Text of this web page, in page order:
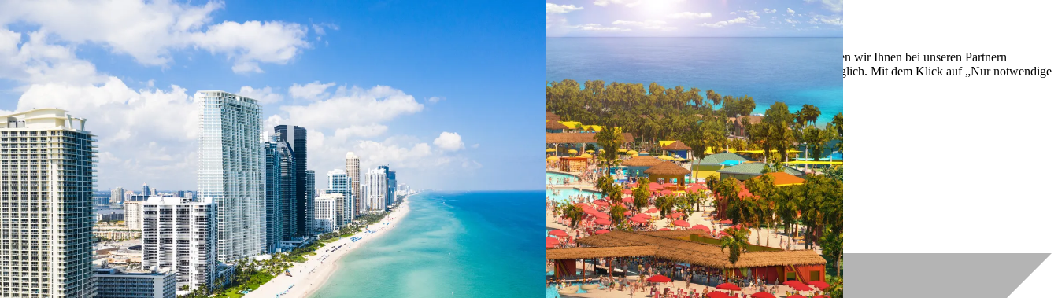
Unvergleichlich lecker
Mit dem Klick auf „geht klar” ermöglichen Sie uns Ihnen über Cookies ein verbessertes Nutzungserlebnis zu servieren und dieses kontinuierlich zu verbessern. So können wir Ihnen bei unseren Partnern
personalisierte Werbung und passende Angebote anzeigen. Über „anpassen” können Sie Ihre persönlichen Präferenzen festlegen. Dies ist auch nachträglich jederzeit möglich. Mit dem Klick auf „Nur notwendige
Cookies” werden lediglich technisch notwendige Cookies gespeichert.
Anpassen
Datenschutzerklärung
Cookierichtlinie
Impressum
« zurück
Ihre Cookie-Präferenzen verwalten
Wählen Sie, welche Cookies Sie auf check24.de akzeptieren.
Die Cookierichtlinie finden Siehier.
Notwendig